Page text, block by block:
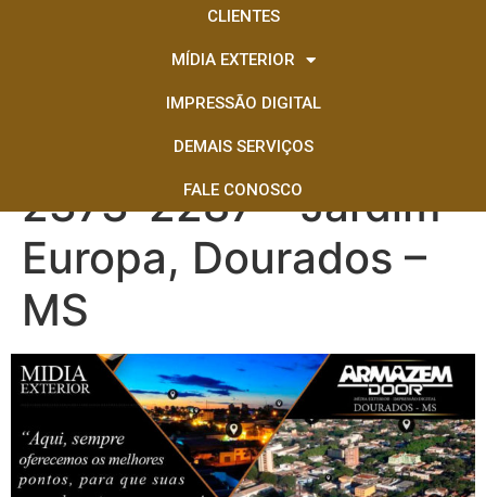
CLIENTES
MÍDIA EXTERIOR
IMPRESSÃO DIGITAL
DEMAIS SERVIÇOS
FALE CONOSCO
VARGAS – FRENTE
EMPRESA ARMAZEM
DOOR – MS-156,
2373-2287 – Jardim
Europa, Dourados –
MS